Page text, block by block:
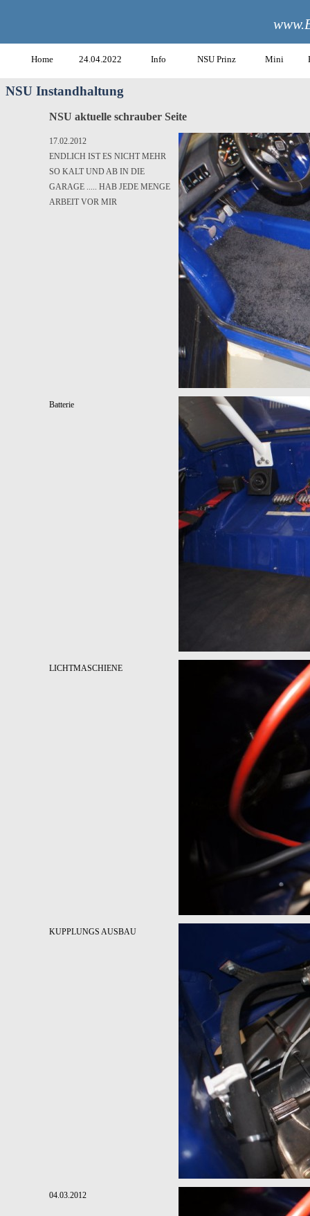
Home 24.04.2022 Info NSU Prinz Mini
NSU Instandhaltung
NSU aktuelle schrauber Seite
17.02.2012
ENDLICH IST ES NICHT MEHR
SO KALT UND AB IN DIE
GARAGE ..... HAB JEDE MENGE
ARBEIT VOR MIR
Batterie
LICHTMASCHIENE
KUPPLUNGS AUSBAU
04.03.2012